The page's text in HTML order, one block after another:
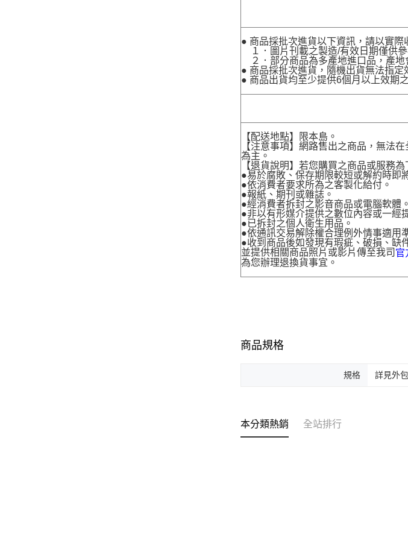
● 商品採批次進貨以下資訊，請以實際
１．圖片刊載之製造/有效日期僅供參
２．部分商品為多產地進口品，產地
● 商品採批次進貨，隨機出貨無法指定
● 商品出貨均至少提供6個月以上效期
【配送地點】限本島。
【注意事項】網路售出之商品，無法
為主。
【退貨說明】若您購買之商品或服務
●易於腐敗、保存期限較短或解約時即
●依消費者要求所為之客製化給付。
●報紙、期刊或雜誌。
●經消費者拆封之影音商品或電腦軟體。
●非以有形媒介提供之數位內容或一經
●已拆封之個人衛生用品。
●依通訊交易解除權合理例外情事適用
●收到商品後如發現有瑕疵、破損、缺
並提供相關商品照片或影片傳至我司 官
為您辦理退換貨事宜。
商品規格
規格 詳見外
本分類熱銷 全站排行